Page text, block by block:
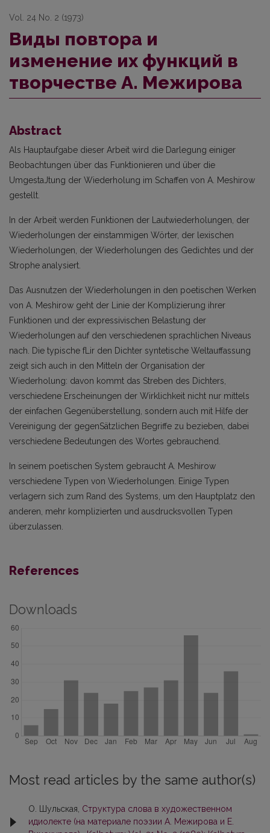
Vol. 24 No. 2 (1973)
Виды повтора и
изменение их функций в
творчестве А. Межирова
Abstract
Als Hauptaufgabe dieser Arbeit wird die Darlegung einiger
Beobachtungen über das Funktionieren und über die
UmgestaJtung der Wiederholung im Schaffen von A. Meshirow
gestellt.
In der Arbeit werden Funktionen der Lautwiederholungen, der
Wiederholungen der einstammigen Wörter, der lexischen
Wiederholungen, der Wiederholungen des Gedichtes und der
Strophe analysiert.
Das Ausnutzen der Wiederholungen in den poetischen Werken
von A. Meshirow geht der Linie der Komplizierung ihrer
Funktionen und der expressivischen Belastung der
Wiederholungen auf den verschiedenen sprachlichen Niveaus
nach. Die typische fLir den Dichter syntetische Weltauffassung
zeigt sich auch in den Mitteln der Organisation der
Wiederholung: davon kommt das Streben des Dichters,
verschiedene Erscheinungen der Wirklichkeit nicht nur mittels
der einfachen Gegenüberstellung, sondern auch mit Hilfe der
Vereinigung der gegenSätzlichen Begriffe zu bezieben, dabei
verschiedene Bedeutungen des Wortes gebrauchend.
In seinem poetischen System gebraucht A. Meshirow
verschiedene Typen von Wiederholungen. Einige Typen
verlagern sich zum Rand des Systems, um den Hauptplatz den
anderen, mehr komplizierten und ausdrucksvollen Typen
überzulassen.
References
Downloads
Most read articles by the same author(s)
О. Шульская, Структура слова в художественном
идиолекте (на материале поэзии А. Межирова и Е.